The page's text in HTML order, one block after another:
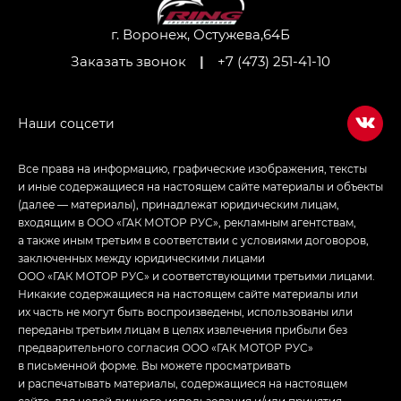
Джи Икс ПРЕМИУМ — GX PREMIUM, ЛАУНЖ —
Empow — Эмпау (Empow) в комплектации
г. Воронеж, Остужева,64Б
Заказать звонок
| +7 (473) 251-41-10
Все права на информацию, графические изображения, тексты
и иные содержащиеся на настоящем сайте материалы и объекты
(далее — материалы), принадлежат юридическим лицам,
входящим в ООО «ГАК МОТОР РУС», рекламным агентствам,
а также иным третьим в соответствии с условиями договоров,
заключенных между юридическими лицами
ООО «ГАК МОТОР РУС» и соответствующими третьими лицами.
Никакие содержащиеся на настоящем сайте материалы или
их часть не могут быть воспроизведены, использованы или
переданы третьим лицам в целях извлечения прибыли без
предварительного согласия ООО «ГАК МОТОР РУС»
в письменной форме. Вы можете просматривать
и распечатывать материалы, содержащиеся на настоящем